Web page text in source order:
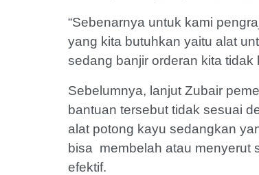
“Sebenarnya untuk kami
yang kita butuhkan yaitu alat
sedang banjir orderan kita
Sebelumnya, lanjut Zubair
bantuan tersebut tidak sesuai
alat potong kayu sedangkan
bisa membelah atau menyerut
efektif.